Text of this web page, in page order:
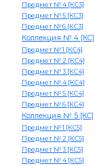
Предмет № 4 [КС3]
Предмет № 5 [КС3]
Предмет № 6 [КС3]
Коллекция № 4 [КС]
Предмет № 1 [КС4]
Предмет № 2 [КС4]
Предмет № 3 [КС4]
Предмет № 4 [КС4]
Предмет № 5 [КС4]
Предмет № 6 [КС4]
Коллекция № 5 [КС]
Предмет № 1 [КС5]
Предмет № 2 [КС5]
Предмет № 3 [КС5]
Предмет № 4 [КС5]